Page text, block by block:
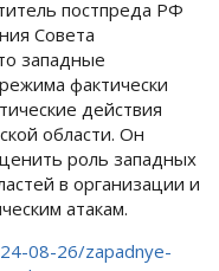
постпреда РФ
Совета
западные
фактически
действия
области. Он
роль западных
в организации и
атакам.
08-26/zapadnye-